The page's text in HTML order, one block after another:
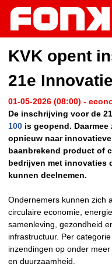
KVK opent
21e
01-05-2026 (08:00) -
De inschrijving voor de
100 is geopend. Daarmee
opnieuw naar
baanbrekend product of
bedrijven met innovaties
kunnen deelnemen.
Ondernemers kunnen zich
circulaire economie,
samenleving, gezondheid
infrastructuur. Per
inzendingen op onder
en duurzaamheid.